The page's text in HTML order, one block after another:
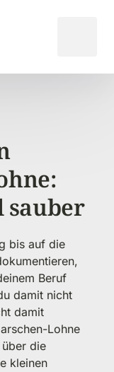
sauber
bis auf die
Beruf
damit nicht
damit
Lohne
die
kleinen